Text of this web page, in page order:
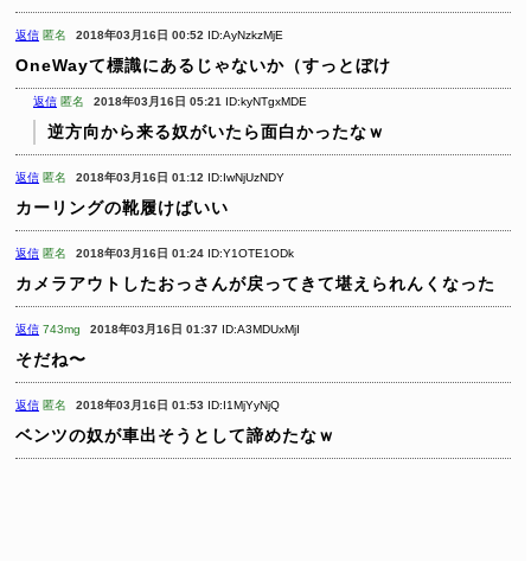
返信 匿名 2018年03月16日 00:52 ID:AyNzkzMjE
OneWayて標識にあるじゃないか（すっとぼけ
返信 匿名 2018年03月16日 05:21 ID:kyNTgxMDE
逆方向から来る奴がいたら面白かったなｗ
返信 匿名 2018年03月16日 01:12 ID:IwNjUzNDY
カーリングの靴履けばいい
返信 匿名 2018年03月16日 01:24 ID:Y1OTE1ODk
カメラアウトしたおっさんが戻ってきて堪えられんくなった
返信 743mg 2018年03月16日 01:37 ID:A3MDUxMjI
そだね〜
返信 匿名 2018年03月16日 01:53 ID:I1MjYyNjQ
ベンツの奴が車出そうとして諦めたなｗ